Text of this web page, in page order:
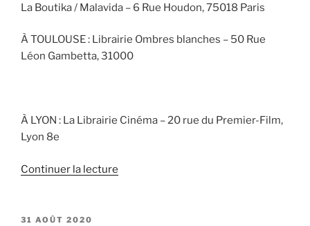
La Boutika / Malavida – 6 Rue Houdon, 75018 Paris
À TOULOUSE : Librairie Ombres blanches – 50 Rue
Léon Gambetta, 31000
À LYON : La Librairie Cinéma – 20 rue du Premier-Film,
Lyon 8e
Continuer la lecture
PUBLIÉ
31 AOÛT 2020